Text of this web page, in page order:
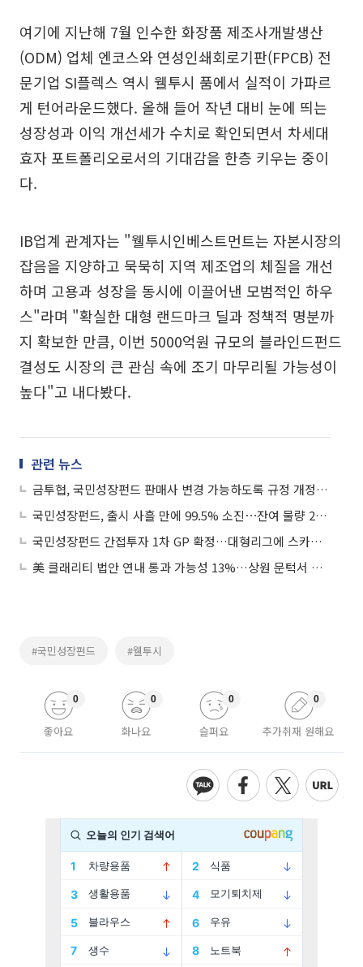
여기에 지난해 7월 인수한 화장품 제조사개발생산
(ODM) 업체 엔코스와 연성인쇄회로기판(FPCB) 전
문기업 SI플렉스 역시 웰투시 품에서 실적이 가파르
게 턴어라운드했다. 올해 들어 작년 대비 눈에 띄는
성장성과 이익 개선세가 수치로 확인되면서 차세대
효자 포트폴리오로서의 기대감을 한층 키우는 중이
다.
IB업계 관계자는 "웰투시인베스트먼트는 자본시장의
잡음을 지양하고 묵묵히 지역 제조업의 체질을 개선
하며 고용과 성장을 동시에 이끌어낸 모범적인 하우
스"라며 "확실한 대형 랜드마크 딜과 정책적 명분까
지 확보한 만큼, 이번 5000억원 규모의 블라인드펀드
결성도 시장의 큰 관심 속에 조기 마무리될 가능성이
높다"고 내다봤다.
관련 뉴스
금투협, 국민성장펀드 판매사 변경 가능하도록 규정 개정 추진
국민성장펀드, 출시 사흘 만에 99.5% 소진⋯잔여 물량 29억
국민성장펀드 간접투자 1차 GP 확정…대형리그에 스카이레이크·에이티넘
美 클래리티 법안 연내 통과 가능성 13%…상원 문턱서 제동
#국민성장펀드 #웰투시
좋아요
0
화나요
0
슬퍼요
0
추가취재 원해요
0